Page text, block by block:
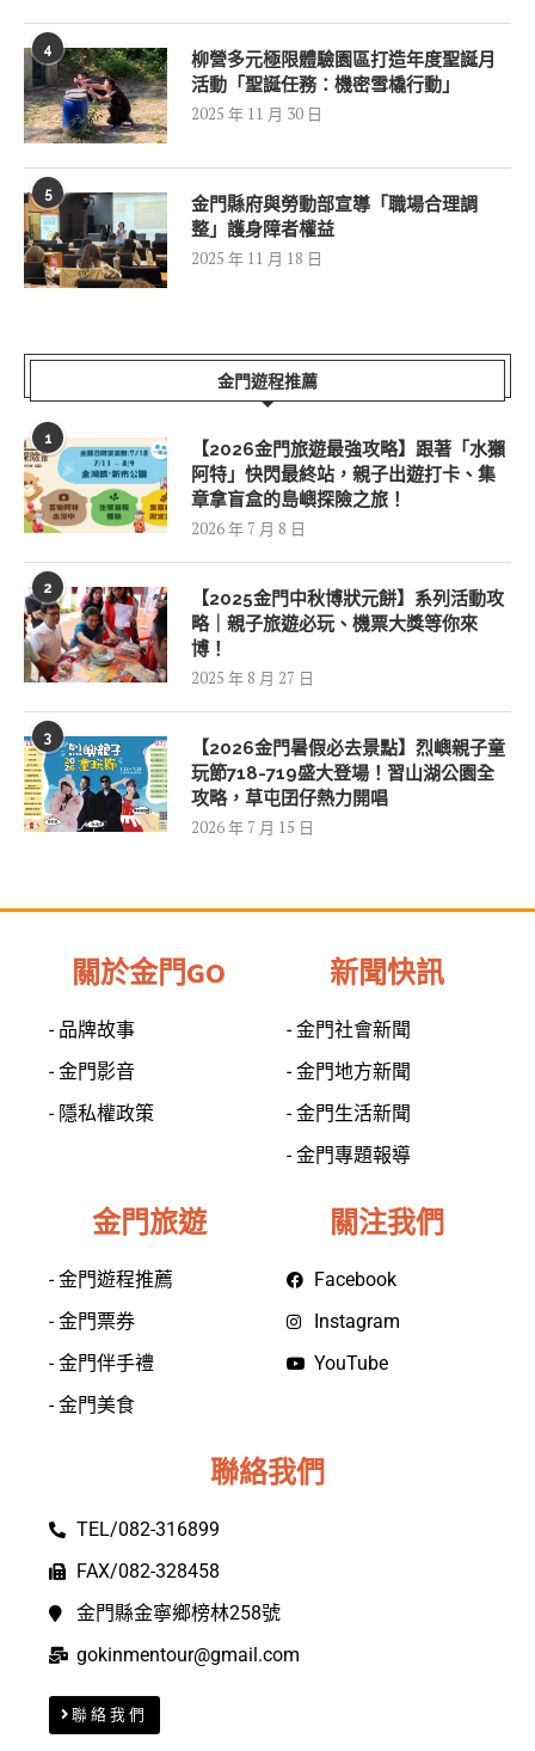
4
柳營多元極限體驗園區打造年度聖誕月
活動「聖誕任務：機密雪橇行動」
2025 年 11 月 30 日
5
金門縣府與勞動部宣導「職場合理調
整」護身障者權益
2025 年 11 月 18 日
金門遊程推薦
1
【2026金門旅遊最強攻略】跟著「水獺
阿特」快閃最終站，親子出遊打卡、集
章拿盲盒的島嶼探險之旅！
2026 年 7 月 8 日
2
【2025金門中秋博狀元餅】系列活動攻
略｜親子旅遊必玩、機票大獎等你來
博！
2025 年 8 月 27 日
3
【2026金門暑假必去景點】烈嶼親子童
玩節718-719盛大登場！習山湖公園全
攻略，草屯囝仔熱力開唱
2026 年 7 月 15 日
關於金門GO
- 品牌故事
- 金門影音
- 隱私權政策
新聞快訊
- 金門社會新聞
- 金門地方新聞
- 金門生活新聞
- 金門專題報導
金門旅遊
- 金門遊程推薦
- 金門票券
- 金門伴手禮
- 金門美食
關注我們
Facebook
Instagram
YouTube
聯絡我們
TEL/082-316899
FAX/082-328458
金門縣金寧鄉榜林258號
gokinmentour@gmail.com
聯絡我們